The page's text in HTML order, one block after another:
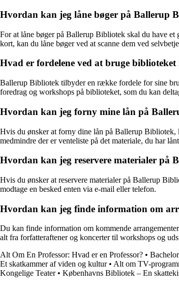
Hvordan kan jeg låne bøger på Ballerup
For at låne bøger på Ballerup Bibliotek skal du have
kort, kan du låne bøger ved at scanne dem ved
Hvad er fordelene ved at bruge
Ballerup Bibliotek tilbyder en række fordele for sine
foredrag og workshops på biblioteket, som du kan
Hvordan kan jeg forny mine lån på
Hvis du ønsker at forny dine lån på Ballerup Bibliotek,
medmindre der er venteliste på det materiale, du har
Hvordan kan jeg reservere materialer på
Hvis du ønsker at reservere materialer på Ballerup
modtage en besked enten via e-mail eller telefon.
Hvordan kan jeg finde information om
Du kan finde information om kommende
alt fra forfatteraftener og koncerter til workshops og
Alt Om En Professor: Hvad er en Professor? •
Et skatkammer af viden og kultur• Alt om TV-
Kongelige Teater• Københavns Bibliotek – En